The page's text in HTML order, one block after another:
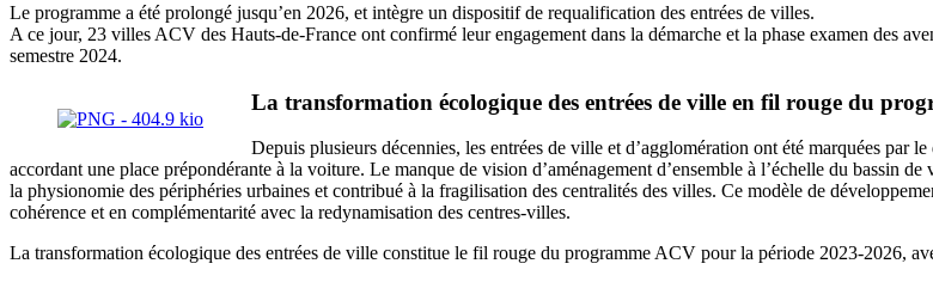
Le programme a été prolongé jusqu’en 2026, et intègre un dispositif de requalification des entrées de villes.
A ce jour, 23 villes ACV des Hauts-de-France ont confirmé leur engagement dans la démarche et la phase examen des
semestre 2024.
La transformation écologique des entrées de ville en fil rouge du
Depuis plusieurs décennies, les entrées de ville et d’agglomération ont été marquées par
accordant une place prépondérante à la voiture. Le manque de vision d’aménagement d’ensemble à l’échelle du bassin
la physionomie des périphéries urbaines et contribué à la fragilisation des centralités des villes. Ce modèle de
cohérence et en complémentarité avec la redynamisation des centres-villes.
La transformation écologique des entrées de ville constitue le fil rouge du programme ACV pour la période 2023-2026,